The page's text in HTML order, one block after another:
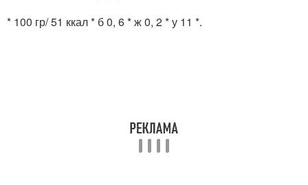
* 100 гр/ 51 ккал * б 0, 6 * ж 0, 2 * у 11 *.